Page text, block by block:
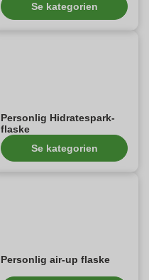
Se kategorien
Personlig Hidratespark-
flaske
Se kategorien
Personlig air-up flaske